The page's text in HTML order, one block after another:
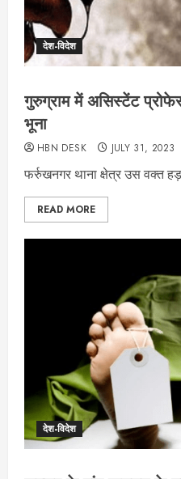
देश-विदेश
गुरुग्राम में असिस्टेंट
भूना
HBN DESK JULY 31, 2023
फर्रुखनगर थाना क्षेत्र उस वक्त
READ MORE
देश-विदेश